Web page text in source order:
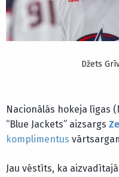
Džets
Nacionālās hokeja līgas
“Blue Jackets” aizsargs
komplimentus
Jau vēstīts, ka